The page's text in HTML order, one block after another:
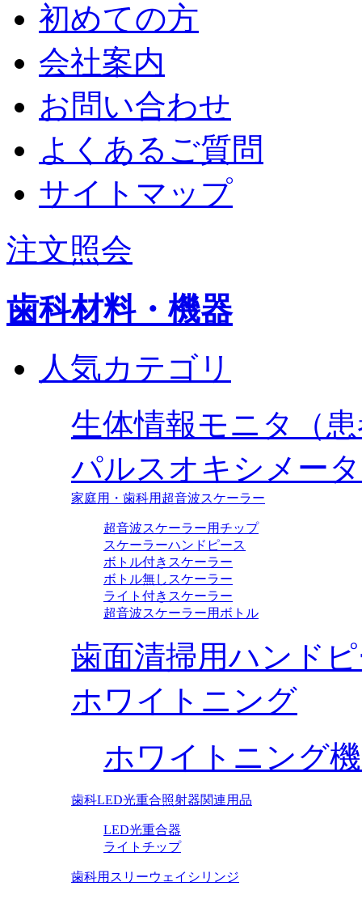
初めての方
会社案内
お問い合わせ
よくあるご質問
サイトマップ
注文照会
歯科材料・機器
人気カテゴリ
生体情報モニタ（
パルスオキシメー
家庭用・歯科用超音波スケーラー
超音波スケーラー用チップ
スケーラーハンドピース
ボトル付きスケーラー
ボトル無しスケーラー
ライト付きスケーラー
超音波スケーラー用ボトル
歯面清掃用ハンド
ホワイトニング
ホワイトニング
歯科LED光重合照射器関連用品
LED光重合器
ライトチップ
歯科用スリーウェイシリンジ